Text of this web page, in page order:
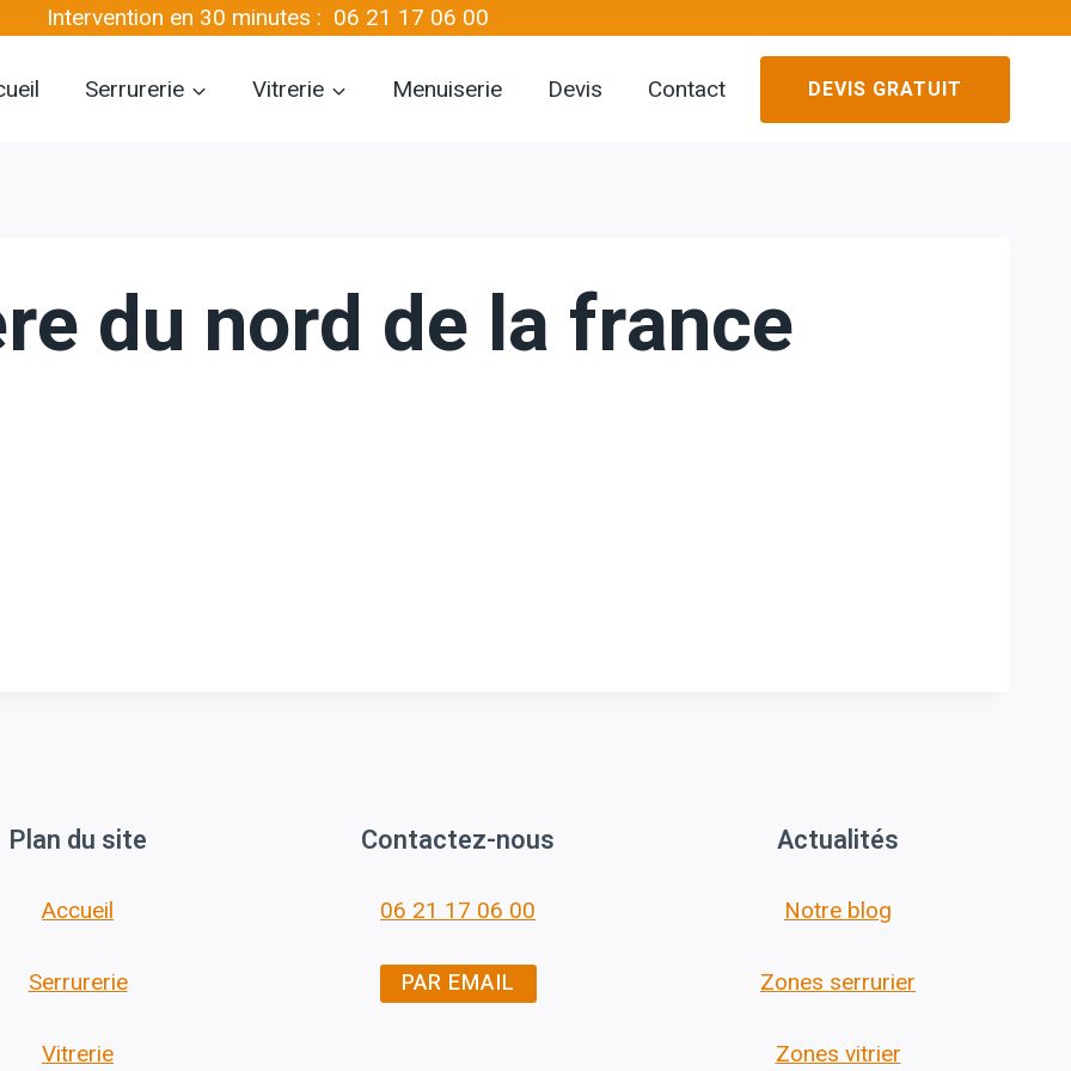
Intervention en 30 minutes : 06 21 17 06 00
Serrurerie Vitrerie Menuiserie Devis Contact DEVIS GRATUIT
du nord de la france
Plan du site
Accueil
Serrurerie
Vitrerie
Contactez-nous
06 21 17 06 00
PAR EMAIL
Actualités
Notre blog
Zones serrurier
Zones vitrier